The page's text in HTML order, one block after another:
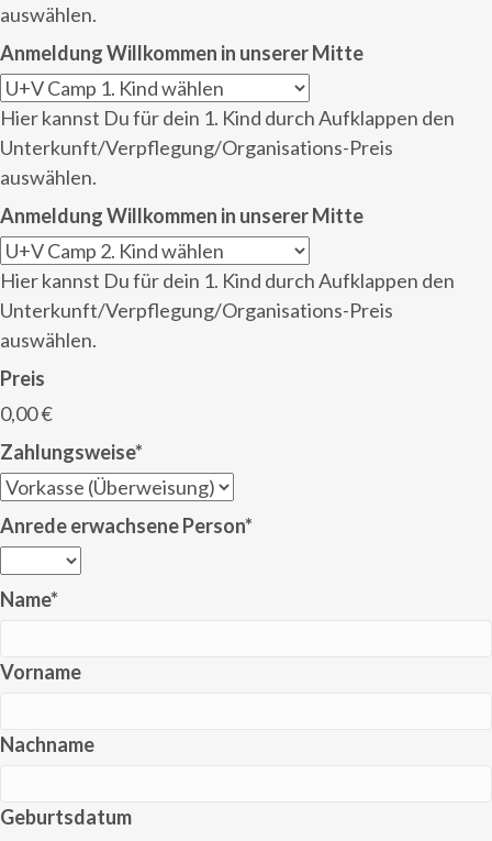
auswählen.
Anmeldung Willkommen in unserer Mitte
Hier kannst Du für dein 1. Kind durch Aufklappen den
Unterkunft/Verpflegung/Organisations-Preis
auswählen.
Anmeldung Willkommen in unserer Mitte
Hier kannst Du für dein 1. Kind durch Aufklappen den
Unterkunft/Verpflegung/Organisations-Preis
auswählen.
Preis
0,00 €
Zahlungsweise*
Anrede erwachsene Person*
Name*
Vorname
Nachname
Geburtsdatum